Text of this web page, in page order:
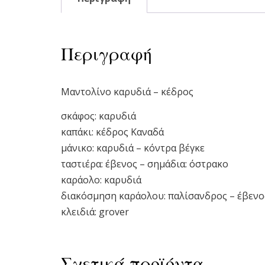
Περιγραφή
Μαντoλίνο καρυδιά – κέδρος
σκάφος: καρυδιά
καπάκι: κέδρος Καναδά
μάνικο: καρυδιά – κόντρα βέγκε
ταστιέρα: έβενος – σημάδια: όστρακο
καράολο: καρυδιά
διακόσμηση καράολου: παλίσανδρος –
κλειδιά: grover